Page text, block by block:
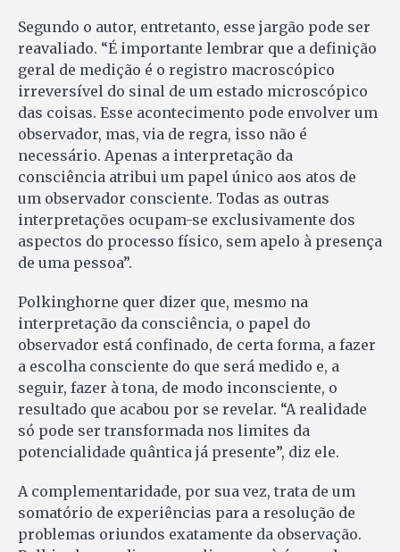
Segundo o autor, entretanto, esse jargão pode ser
reavaliado. “É importante lembrar que a definição
geral de medição é o registro macroscópico
irreversível do sinal de um estado microscópico
das coisas. Esse acontecimento pode envolver um
observador, mas, via de regra, isso não é
necessário. Apenas a interpretação da
consciência atribui um papel único aos atos de
um observador consciente. Todas as outras
interpretações ocupam-se exclusivamente dos
aspectos do processo físico, sem apelo à presença
de uma pessoa”.
Polkinghorne quer dizer que, mesmo na
interpretação da consciência, o papel do
observador está confinado, de certa forma, a fazer
a escolha consciente do que será medido e, a
seguir, fazer à tona, de modo inconsciente, o
resultado que acabou por se revelar. “A realidade
só pode ser transformada nos limites da
potencialidade quântica já presente”, diz ele.
A complementaridade, por sua vez, trata de um
somatório de experiências para a resolução de
problemas oriundos exatamente da observação.